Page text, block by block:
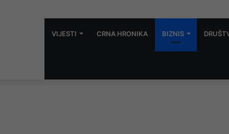
VIJESTI CRNA HRONIKA BIZNIS